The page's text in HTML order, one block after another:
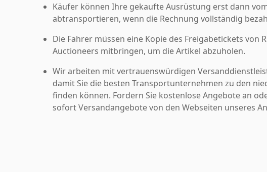
Käufer können Ihre gekaufte Ausrüstung erst dann
abtransportieren, wenn die Rechnung vollständig
Die Fahrer müssen eine Kopie des Freigabetickets von
Auctioneers mitbringen, um die Artikel abzuholen.
Wir arbeiten mit vertrauenswürdigen
damit Sie die besten Transportunternehmen zu den
finden können. Fordern Sie kostenlose Angebote an
sofort Versandangebote von den Webseiten unseres